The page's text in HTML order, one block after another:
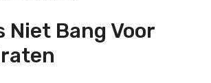
Niet Bang Voor